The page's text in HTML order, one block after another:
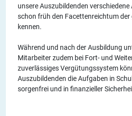
unsere Auszubildenden
schon früh den Facettenreichtum
kennen.
Während und nach der Ausbildung
Mitarbeiter zudem bei Fort- und
zuverlässiges Vergütungssystem
Auszubildenden die Aufgaben in
sorgenfrei und in finanzieller